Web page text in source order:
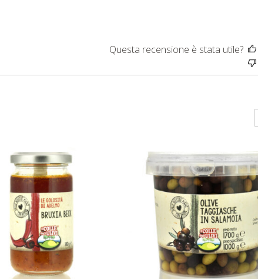
Questa recensione è stata utile?